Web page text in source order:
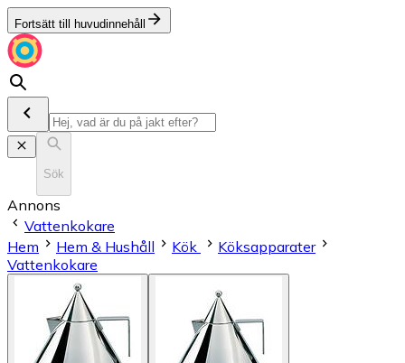
Fortsätt till huvudinnehåll
Sök
Annons
Vattenkokare
Hem
Hem & Hushåll Kök
Köksapparater
Vattenkokare